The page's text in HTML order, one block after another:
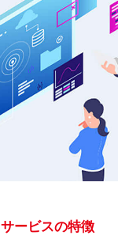
サービスの特徴